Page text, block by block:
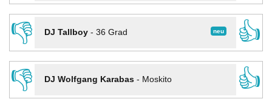
👎
neu
DJ Tallboy- 36 Grad
👍
👎
DJ Wolfgang Karabas- Moskito
👍